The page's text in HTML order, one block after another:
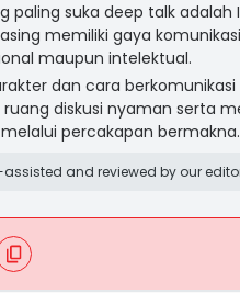
suka deep talk adalah
memiliki gaya
maupun intelektual.
dan cara berkomunikasi
diskusi nyaman serta
percakapan bermakna.
and reviewed by our